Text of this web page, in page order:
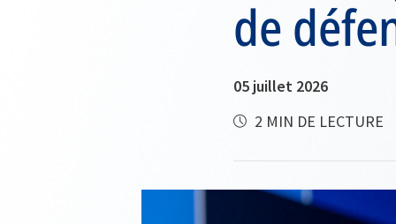
de
05 juillet 2026
2 MIN DE LECTURE